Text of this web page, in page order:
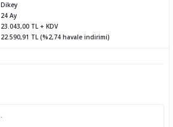
Dikey
24 Ay
23.043,00 TL + KDV
22.590,91 TL (%2,74 havale indirimi)